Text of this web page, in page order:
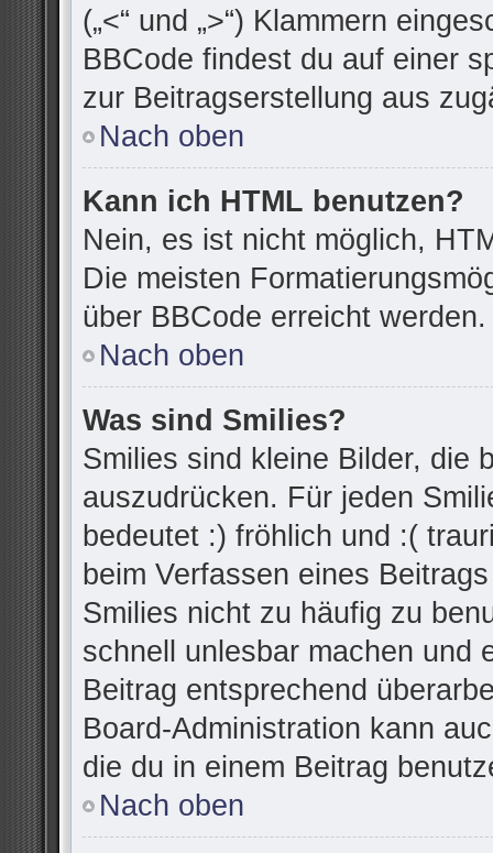
(„<“ und „>“) Klammern
BBCode findest du auf einer
zur Beitragserstellung aus
Nach oben
Kann ich HTML benutzen?
Nein, es ist nicht möglich,
Die meisten
über BBCode erreicht werden.
Nach oben
Was sind Smilies?
Smilies sind kleine Bilder, die
auszudrücken. Für jeden
bedeutet :) fröhlich und :(
beim Verfassen eines
Smilies nicht zu häufig zu
schnell unlesbar machen und
Beitrag entsprechend
Board-Administration kann
die du in einem Beitrag
Nach oben